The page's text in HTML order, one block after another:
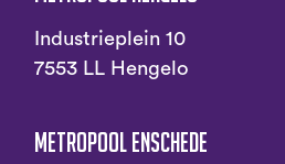
Industrieplein 10
7553 LL Hengelo
Metropool Enschede